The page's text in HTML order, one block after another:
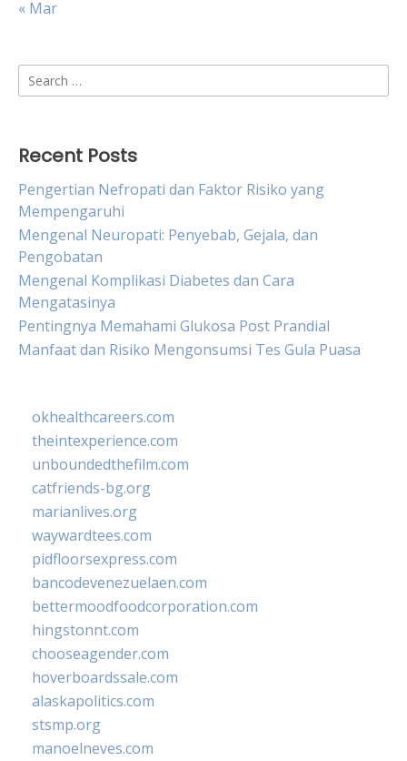
« Mar
Search
for:
Recent Posts
Pengertian Nefropati dan Faktor Risiko yang
Mempengaruhi
Mengenal Neuropati: Penyebab, Gejala, dan
Pengobatan
Mengenal Komplikasi Diabetes dan Cara
Mengatasinya
Pentingnya Memahami Glukosa Post Prandial
Manfaat dan Risiko Mengonsumsi Tes Gula Puasa
okhealthcareers.com
theintexperience.com
unboundedthefilm.com
catfriends-bg.org
marianlives.org
waywardtees.com
pidfloorsexpress.com
bancodevenezuelaen.com
bettermoodfoodcorporation.com
hingstonnt.com
chooseagender.com
hoverboardssale.com
alaskapolitics.com
stsmp.org
manoelneves.com